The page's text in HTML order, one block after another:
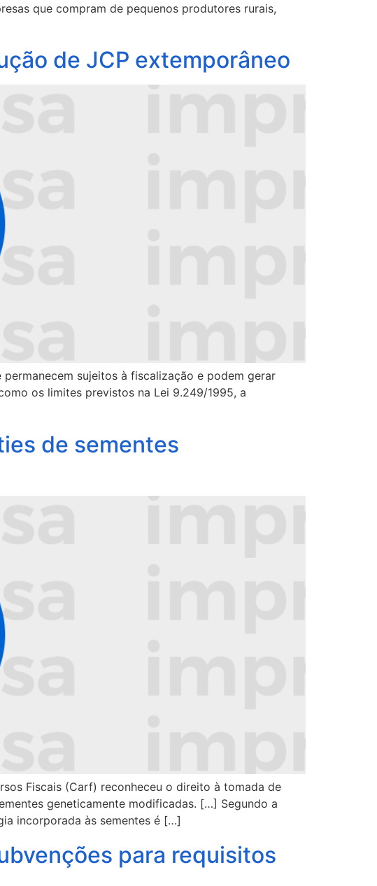
que compram de pequenos produtores rurais,
de JCP extemporâneo
sujeitos à fiscalização e podem gerar
os limites previstos na Lei 9.249/1995, a
de sementes
Fiscais (Carf) reconheceu o direito à tomada de
geneticamente modificadas. […] Segundo a
incorporada às sementes é […]
para requisitos